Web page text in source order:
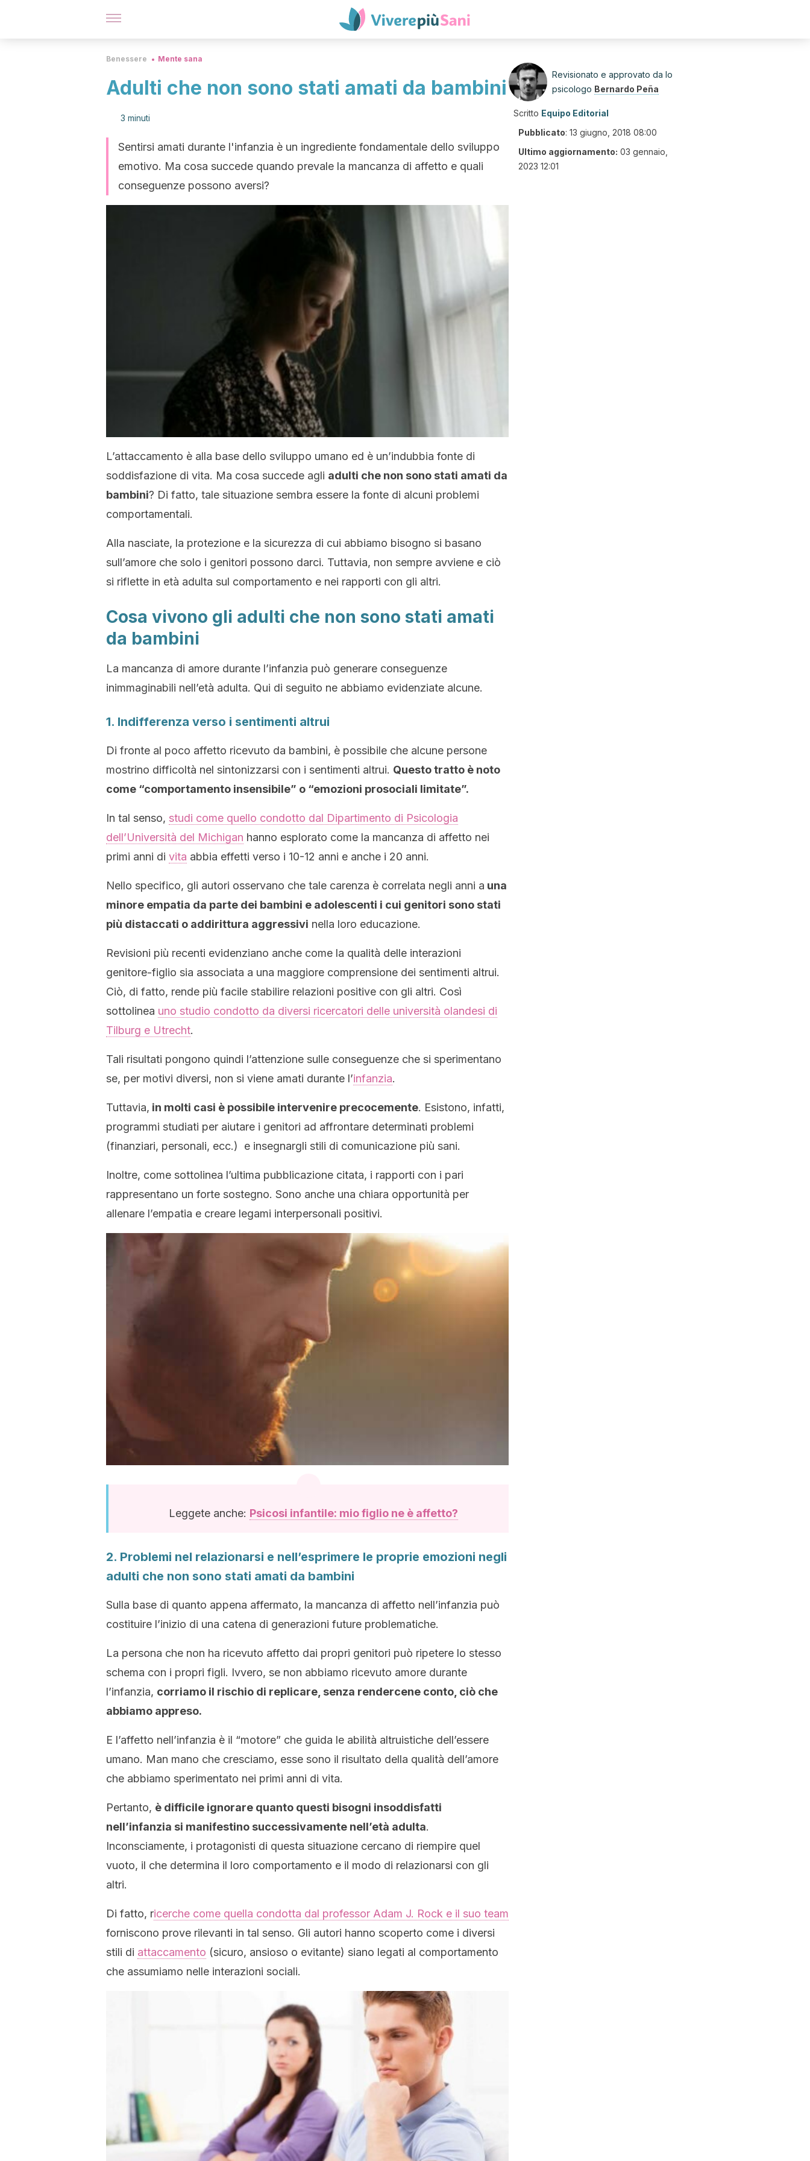
Benessere Mente sana
Adulti che non sono stati amati da bambini
3 minuti
Sentirsi amati durante l'infanzia è un ingrediente fondamentale dello sviluppo
emotivo. Ma cosa succede quando prevale la mancanza di affetto e quali
conseguenze possono aversi?
L’attaccamento è alla base dello sviluppo umano ed è un’indubbia fonte di
soddisfazione di vita. Ma cosa succede agli adulti che non sono stati amati da
bambini? Di fatto, tale situazione sembra essere la fonte di alcuni problemi
comportamentali.
Alla nasciate, la protezione e la sicurezza di cui abbiamo bisogno si basano
sull’amore che solo i genitori possono darci. Tuttavia, non sempre avviene e ciò
si riflette in età adulta sul comportamento e nei rapporti con gli altri.
Cosa vivono gli adulti che non sono stati amati
da bambini
La mancanza di amore durante l’infanzia può generare conseguenze
inimmaginabili nell’età adulta. Qui di seguito ne abbiamo evidenziate alcune.
1. Indifferenza verso i sentimenti altrui
Di fronte al poco affetto ricevuto da bambini, è possibile che alcune persone
mostrino difficoltà nel sintonizzarsi con i sentimenti altrui. Questo tratto è noto
come “comportamento insensibile” o “emozioni prosociali limitate”.
In tal senso, studi come quello condotto dal Dipartimento di Psicologia
dell’Università del Michigan hanno esplorato come la mancanza di affetto nei
primi anni di vita abbia effetti verso i 10-12 anni e anche i 20 anni.
Nello specifico, gli autori osservano che tale carenza è correlata negli anni a una
minore empatia da parte dei bambini e adolescenti i cui genitori sono stati
più distaccati o addirittura aggressivi nella loro educazione.
Revisioni più recenti evidenziano anche come la qualità delle interazioni
genitore-figlio sia associata a una maggiore comprensione dei sentimenti altrui.
Ciò, di fatto, rende più facile stabilire relazioni positive con gli altri. Così
sottolinea uno studio condotto da diversi ricercatori delle università olandesi di
Tilburg e Utrecht.
Tali risultati pongono quindi l’attenzione sulle conseguenze che si sperimentano
se, per motivi diversi, non si viene amati durante l’infanzia.
Tuttavia, in molti casi è possibile intervenire precocemente. Esistono, infatti,
programmi studiati per aiutare i genitori ad affrontare determinati problemi
(finanziari, personali, ecc.) e insegnargli stili di comunicazione più sani.
Inoltre, come sottolinea l’ultima pubblicazione citata, i rapporti con i pari
rappresentano un forte sostegno. Sono anche una chiara opportunità per
allenare l’empatia e creare legami interpersonali positivi.
Leggete anche: Psicosi infantile: mio figlio ne è affetto?
2. Problemi nel relazionarsi e nell’esprimere le proprie emozioni negli
adulti che non sono stati amati da bambini
Sulla base di quanto appena affermato, la mancanza di affetto nell’infanzia può
costituire l’inizio di una catena di generazioni future problematiche.
La persona che non ha ricevuto affetto dai propri genitori può ripetere lo stesso
schema con i propri figli. Ivvero, se non abbiamo ricevuto amore durante
l’infanzia, corriamo il rischio di replicare, senza rendercene conto, ciò che
abbiamo appreso.
E l’affetto nell’infanzia è il “motore” che guida le abilità altruistiche dell’essere
umano. Man mano che cresciamo, esse sono il risultato della qualità dell’amore
che abbiamo sperimentato nei primi anni di vita.
Pertanto, è difficile ignorare quanto questi bisogni insoddisfatti
nell’infanzia si manifestino successivamente nell’età adulta.
Inconsciamente, i protagonisti di questa situazione cercano di riempire quel
vuoto, il che determina il loro comportamento e il modo di relazionarsi con gli
altri.
Di fatto, ricerche come quella condotta dal professor Adam J. Rock e il suo team
forniscono prove rilevanti in tal senso. Gli autori hanno scoperto come i diversi
stili di attaccamento (sicuro, ansioso o evitante) siano legati al comportamento
che assumiamo nelle interazioni sociali.
Revisionato e approvato da lo
psicologo Bernardo Peña
Scritto Equipo Editorial
Pubblicato: 13 giugno, 2018 08:00
Ultimo aggiornamento: 03 gennaio,
2023 12:01